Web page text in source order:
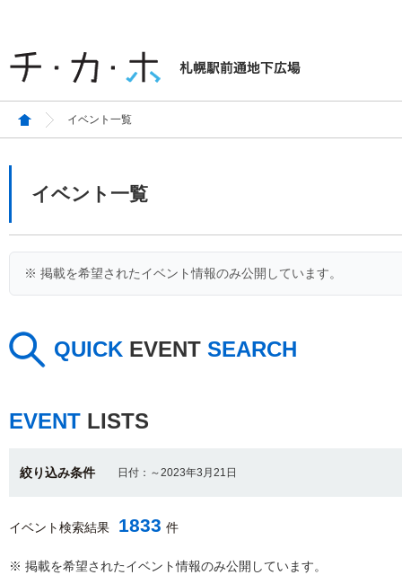
イベント一覧
イベント一覧
※ 掲載を希望されたイベント情報のみ公開しています。
QUICK EVENT SEARCH
EVENT LISTS
絞り込み条件 日付：～2023年3月21日
イベント検索結果 1833 件
※ 掲載を希望されたイベント情報のみ公開しています。